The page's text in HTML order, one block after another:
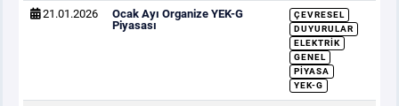
21.01.2026
Ocak Ayı Organize YEK-G
Piyasası
ÇEVRESEL
DUYURULAR
ELEKTRIK
GENEL
PIYASA
YEK-G